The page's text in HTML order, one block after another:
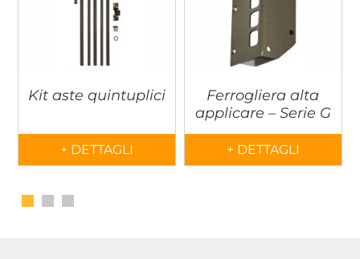
Kit aste quintuplici
+ DETTAGLI
Ferrogliera alta
applicare – Serie G
+ DETTAGLI